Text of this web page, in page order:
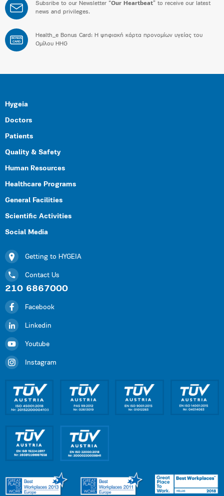
Subsribe to our Newsletter “Our Heartbeat” to receive our latest
news and privileges.
BONUS
CARD
Health_e Bonus Card: H ψηφιακή κάρτα προνομίων υγείας του
Ομίλου HHG
Hygeia
Doctors
Patients
Quality & Safety
Human Resources
Healthcare Programs
General Facilities
Scientific Activities
Social Media
Getting to HYGEIA
Contact Us
210 6867000
Facebook
Linkedin
Youtube
Instagram